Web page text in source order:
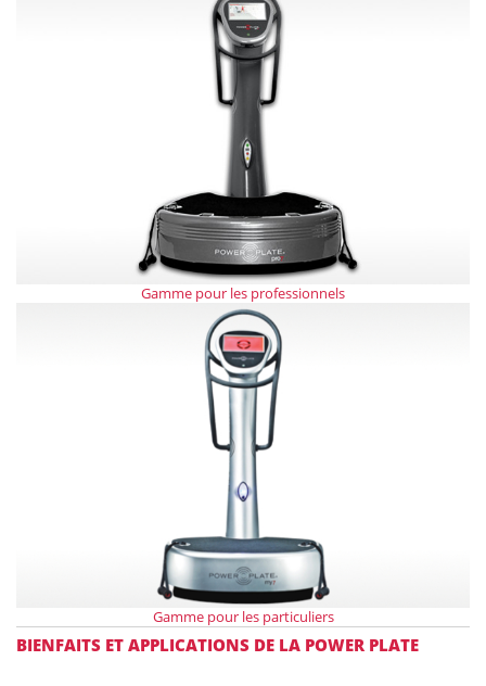
Gamme pour les professionnels
Gamme pour les particuliers
BIENFAITS ET APPLICATIONS DE LA POWER PLATE